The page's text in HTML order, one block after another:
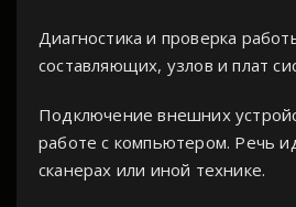
Диагностика и проверка
составляющих, узлов и плат
Подключение внешних
работе с компьютером. Речь
сканерах или иной технике.